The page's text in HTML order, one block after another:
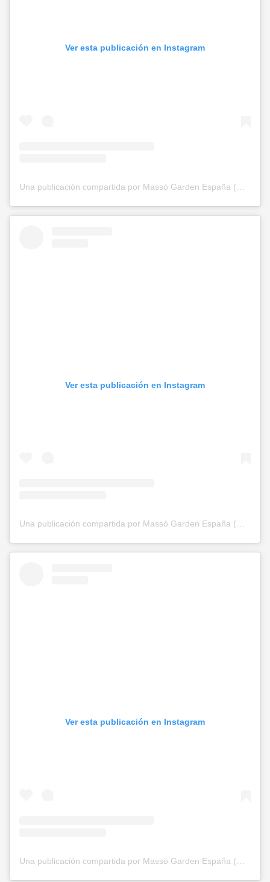
Ver esta publicación en Instagram
Ver esta publicación en Instagram
Una publicación compartida por Massó Garden España (@massogarden)
Ver esta publicación en Instagram